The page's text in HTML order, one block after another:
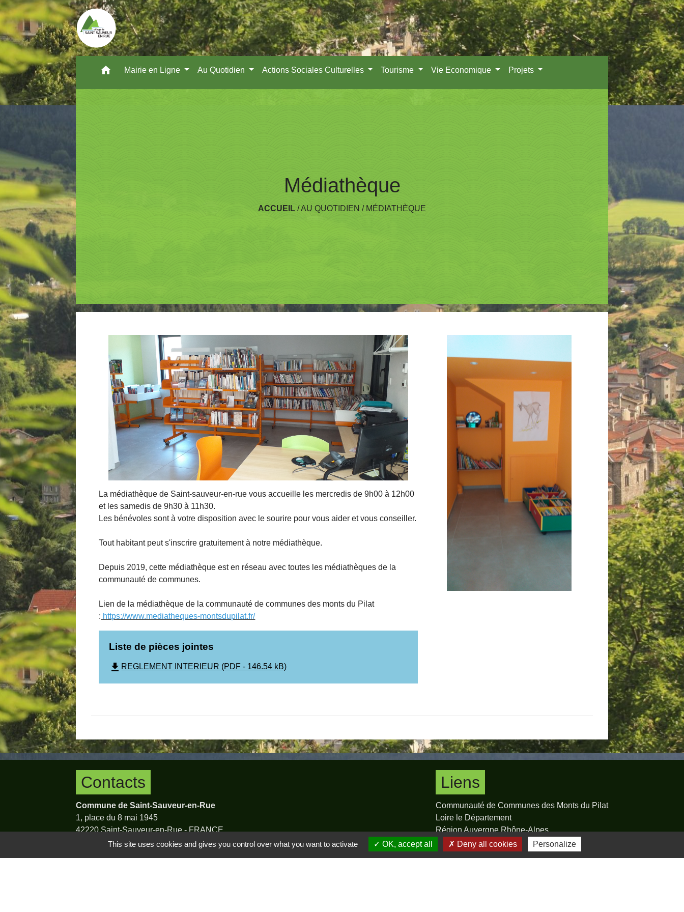
home Mairie en Ligne Au Quotidien Actions Sociales Culturelles Tourisme Vie Economique Projets
Médiathèque
ACCUEIL /AU QUOTIDIEN / MÉDIATHÈQUE
La médiathèque de Saint-sauveur-en-rue vous accueille les mercredis de 9h00 à 12h00
et les samedis de 9h30 à 11h30.
Les bénévoles sont à votre disposition avec le sourire pour vous aider et vous conseiller.
Tout habitant peut s'inscrire gratuitement à notre médiathèque.
Depuis 2019, cette médiathèque est en réseau avec toutes les médiathèques de la
communauté de communes.
Lien de la médiathèque de la communauté de communes des monts du Pilat
: https://www.mediatheques-montsdupilat.fr/
Liste de pièces jointes
file_downloadREGLEMENT INTERIEUR (PDF - 146.54 kB)
Contacts
Commune de Saint-Sauveur-en-Rue
1, place du 8 mai 1945
42220 Saint-Sauveur-en-Rue - FRANCE
+33 4 77 39 20 33
Contact par formulaire
Liens
Communauté de Communes des Monts du Pilat
Loire le Département
Région Auvergne Rhône-Alpes
Préfecture de la Loire
Pilat Mon Parc naturel regional
This site uses cookies and gives you control over what you want to activate OK, accept all Deny all cookies Personalize